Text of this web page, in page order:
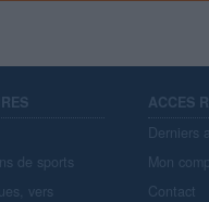
de sports
vers
ACCES
Derniers
Mon
Contact